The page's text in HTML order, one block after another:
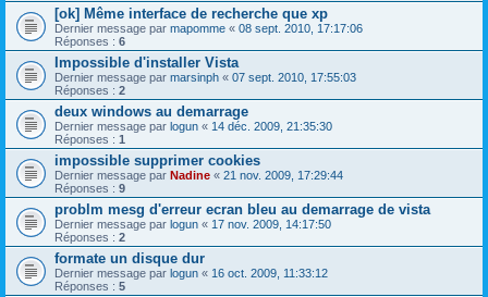
[ok] Même interface de recherche que xp
Dernier message par mapomme « 08 sept. 2010, 17:17:06
Réponses : 6
Impossible d'installer Vista
Dernier message par marsinph « 07 sept. 2010, 17:55:03
Réponses : 2
deux windows au demarrage
Dernier message par logun « 14 déc. 2009, 21:35:30
Réponses : 1
impossible supprimer cookies
Dernier message par Nadine « 21 nov. 2009, 17:29:44
Réponses : 9
problm mesg d'erreur ecran bleu au demarrage de vista
Dernier message par logun « 17 nov. 2009, 14:17:50
Réponses : 2
formate un disque dur
Dernier message par logun « 16 oct. 2009, 11:33:12
Réponses : 5